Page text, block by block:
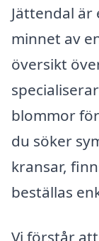
Jättendal
minnet av
översikt
blommor
du söker
kransar,
beställas